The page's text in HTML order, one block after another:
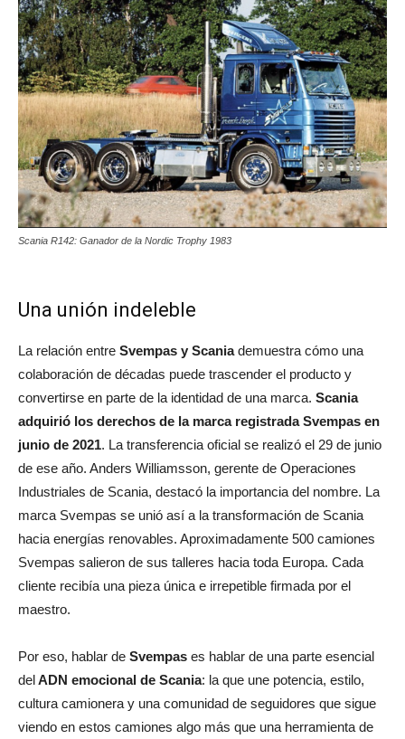
Scania R142: Ganador de la Nordic Trophy 1983
Una unión indeleble
La relación entre Svempas y Scaniademuestra cómo una
colaboración de décadas puede trascender el producto y
convertirse en parte de la identidad de una marca. Scania
adquirió los derechos de la marca registrada Svempas en
junio de 2021. La transferencia oficial se realizó el 29 de junio
de ese año. Anders Williamsson, gerente de Operaciones
Industriales de Scania, destacó la importancia del nombre. La
marca Svempas se unió así a la transformación de Scania
hacia energías renovables. Aproximadamente 500 camiones
Svempas salieron de sus talleres hacia toda Europa. Cada
cliente recibía una pieza única e irrepetible firmada por el
maestro.
Por eso, hablar de Svempas es hablar de una parte esencial
delADN emocional de Scania: la que une potencia, estilo,
cultura camionera y una comunidad de seguidores que sigue
viendo en estos camiones algo más que una herramienta de